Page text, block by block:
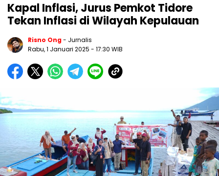
Kapal Inflasi, Jurus Pemkot Tidore
Tekan Inflasi di Wilayah Kepulauan
Risno Ong- Jurnalis
Rabu, 1 Januari 2025 - 17:30 WIB